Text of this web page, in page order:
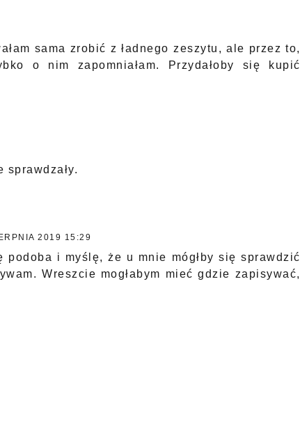
sama zrobić z ładnego zeszytu, ale przez to,
o nim zapomniałam. Przydałoby się kupić
2019 15:29
i myślę, że u mnie mógłby się sprawdzić
Wreszcie mogłabym mieć gdzie zapisywać,